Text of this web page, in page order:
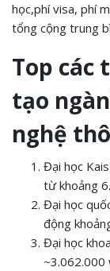
học,phí visa, phí
tổng cộng trung
Top các
tạo
nghệ
Đại học
từ khoảng
Đại học
động
Đại học
~3.062.000